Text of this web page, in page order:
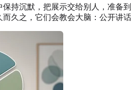
持沉默，把展示交给别人，准
久之，它们会教会大脑：公开讲